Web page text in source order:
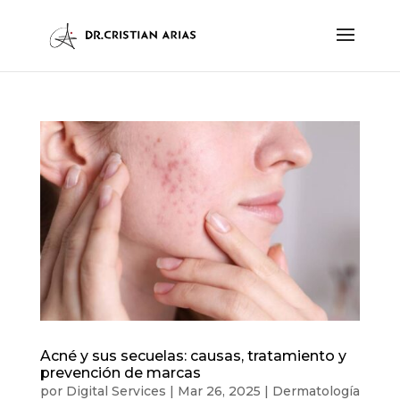
Acné y sus secuelas: causas, tratamiento y
prevención de marcas
por Digital Services | Mar 26, 2025 | Dermatología